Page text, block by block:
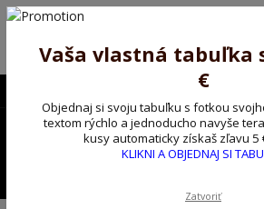
Poprosíme ctených zákazníkov o trpezlivosť,
Preto sme Vám pripravili malý darček
!!! ZĽAVA 5€ na PRVÚ objednávku nad 30€
Vaša vlastná tabuľka
€
Objednaj si svoju tabuľku s fotkou
textom rýchlo a jednoducho navyše
kusy automaticky získaš zľavu 5
KLIKNI A OBJEDNAJ SI
Zatvoriť